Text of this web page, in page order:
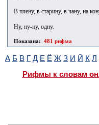
В плену, в старину, в чану, на
Ну, ну-ну, одну.
Показана: 481 рифма
А Б В Г Д Е Ё Ж З И Й К Л
Рифмы к словам